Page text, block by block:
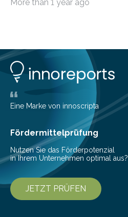
More than 1 year ago
Eine Marke von innoscripta
Fördermittelprüfung
Nutzen Sie das Förderpotenzial
in Ihrem Unternehmen optimal aus?
JETZT PRÜFEN